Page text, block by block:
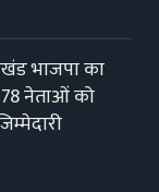
भाजपा का
नेताओं को